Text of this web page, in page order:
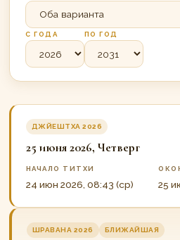
С ГОДА ПО ГОД
ДЖЙЕШТХА 2026
25 июня 2026, Четверг
НАЧАЛО ТИТХИ
24 июн 2026, 08:43 (ср) 25
ШРАВАНА 2026 БЛИЖАЙШАЯ